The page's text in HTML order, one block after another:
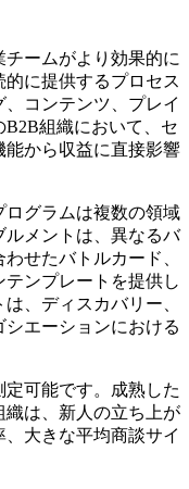
ームがより効果的に
に提供するプロセス
コンテンツ、プレイ
組織において、セ
から収益に直接影響
グラムは複数の領域
ルメントは、異なるバ
せたバトルカード、
ンプレートを提供し
、ディスカバリー、
シエーションにおける
可能です。成熟した
は、新人の立ち上が
大きな平均商談サイ